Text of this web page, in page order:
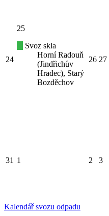
24
25
Svoz skla
Horní Radouň
(Jindřichův
Hradec), Starý
Bozděchov
26 27
31 1 2 3
Kalendář svozu odpadu